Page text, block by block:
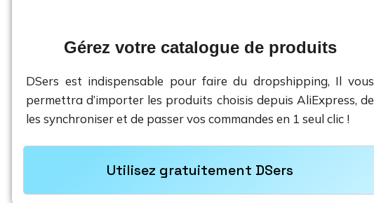
Gérez votre catalogue de produits
DSers est indispensable pour faire du dropshipping, Il vous
permettra d’importer les produits choisis depuis AliExpress, de
les synchroniser et de passer vos commandes en 1 seul clic !
Utilisez gratuitement DSers